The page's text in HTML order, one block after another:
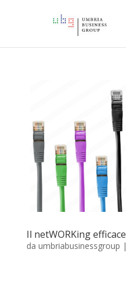
Il netWORKing efficace
da umbriabusinessgroup |